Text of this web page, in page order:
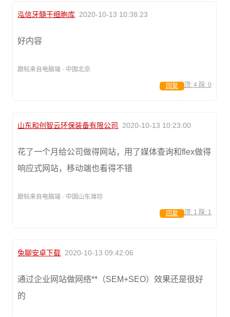
泓信牙髓干细胞库 2020-10-13 10:38:23
好内容
跟帖来自电脑端 · 中国北京
顶: 4 踩: 0
回复
山东和创智云环保装备有限公司 2020-10-13 10:23:00
花了一个月给公司做得网站，用了媒体查询和flex做得
响应式网站，移动端也看得不错
跟帖来自电脑端 · 中国山东潍坊
顶: 1 踩: 1
回复
兔聊安卓下载 2020-10-13 09:42:06
通过企业网站做网络**（SEM+SEO）效果还是很好
的